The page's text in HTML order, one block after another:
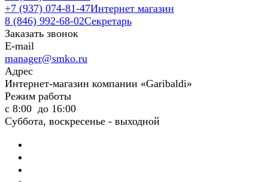
+7 (937) 074-81-47Интернет магазин
8 (846) 992-68-02Секретарь
Заказать звонок
E-mail
manager@smko.ru
Адрес
Интернет-магазин компании «Garibaldi»
Режим работы
с 8:00 до 16:00
Суббота, воскресенье - выходной